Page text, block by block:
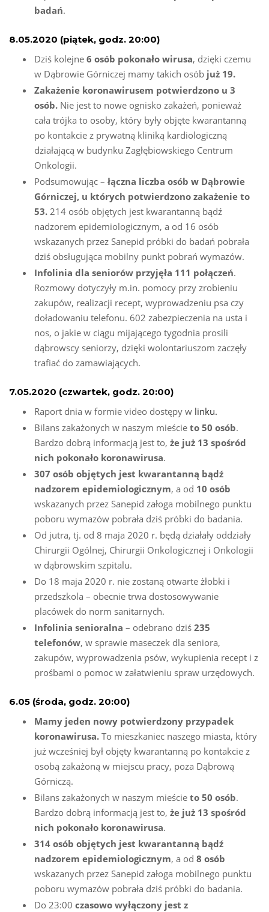
badań.
8.05.2020 (piątek, godz. 20:00)
Dziś kolejne 6 osób pokonało wirusa, dzięki czemu
w Dąbrowie Górniczej mamy takich osób już 19.
Zakażenie koronawirusem potwierdzono u 3
osób. Nie jest to nowe ognisko zakażeń, ponieważ
cała trójka to osoby, który były objęte kwarantanną
po kontakcie z prywatną kliniką kardiologiczną
działającą w budynku Zagłębiowskiego Centrum
Onkologii.
Podsumowując – łączna liczba osób w Dąbrowie
Górniczej, u których potwierdzono zakażenie to
53. 214 osób objętych jest kwarantanną bądź
nadzorem epidemiologicznym, a od 16 osób
wskazanych przez Sanepid próbki do badań pobrała
dziś obsługująca mobilny punkt pobrań wymazów.
Infolinia dla seniorów przyjęła 111 połączeń.
Rozmowy dotyczyły m.in. pomocy przy zrobieniu
zakupów, realizacji recept, wyprowadzeniu psa czy
doładowaniu telefonu. 602 zabezpieczenia na usta i
nos, o jakie w ciągu mijającego tygodnia prosili
dąbrowscy seniorzy, dzięki wolontariuszom zaczęły
trafiać do zamawiających.
7.05.2020 (czwartek, godz. 20:00)
Raport dnia w formie video dostępy w linku.
Bilans zakażonych w naszym mieście to 50 osób.
Bardzo dobrą informacją jest to, że już 13 spośród
nich pokonało koronawirusa.
307 osób objętych jest kwarantanną bądź
nadzorem epidemiologicznym, a od 10 osób
wskazanych przez Sanepid załoga mobilnego punktu
poboru wymazów pobrała dziś próbki do badania.
Od jutra, tj. od 8 maja 2020 r. będą działały oddziały
Chirurgii Ogólnej, Chirurgii Onkologicznej i Onkologii
w dąbrowskim szpitalu.
Do 18 maja 2020 r. nie zostaną otwarte żłobki i
przedszkola – obecnie trwa dostosowywanie
placówek do norm sanitarnych.
Infolinia senioralna – odebrano dziś 235
telefonów, w sprawie maseczek dla seniora,
zakupów, wyprowadzenia psów, wykupienia recept i z
prośbami o pomoc w załatwieniu spraw urzędowych.
6.05 (środa, godz. 20:00)
Mamy jeden nowy potwierdzony przypadek
koronawirusa. To mieszkaniec naszego miasta, który
już wcześniej był objęty kwarantanną po kontakcie z
osobą zakażoną w miejscu pracy, poza Dąbrową
Górniczą.
Bilans zakażonych w naszym mieście to 50 osób.
Bardzo dobrą informacją jest to, że już 13 spośród
nich pokonało koronawirusa.
314 osób objętych jest kwarantanną bądź
nadzorem epidemiologicznym, a od 8 osób
wskazanych przez Sanepid załoga mobilnego punktu
poboru wymazów pobrała dziś próbki do badania.
Do 23:00 czasowo wyłączony jest z